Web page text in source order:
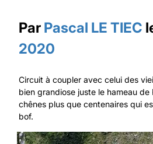
Par Pascal LE TIEC
2020
Circuit à coupler avec celui des
bien grandiose juste le hameau de
chênes plus que centenaires qui
bof.